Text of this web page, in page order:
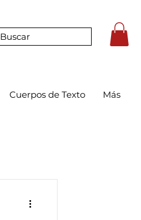
Buscar
Cuerpos de Texto Más